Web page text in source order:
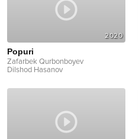
2020
Popuri
Zafarbek Qurbonboyev
Dilshod Hasanov